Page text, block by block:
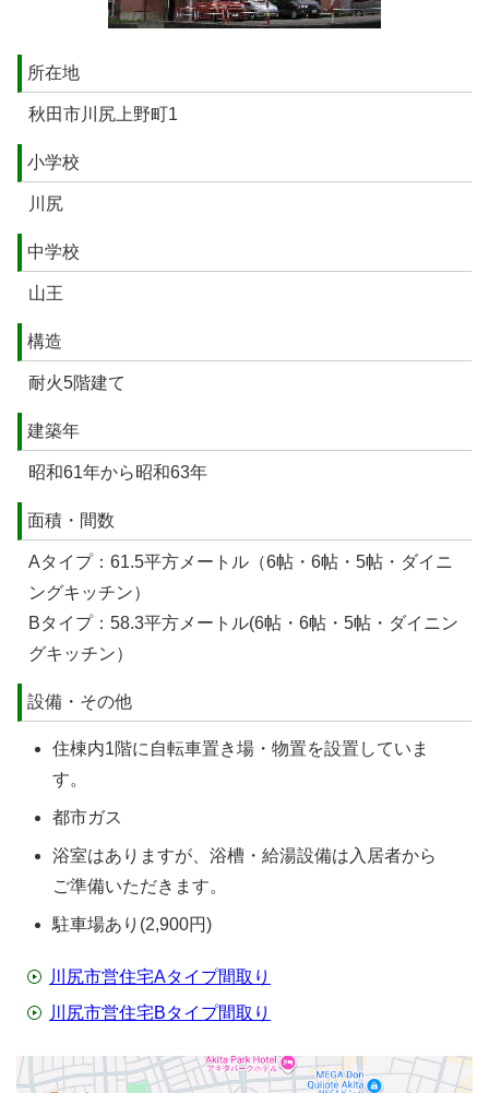
所在地
秋田市川尻上野町1
小学校
川尻
中学校
山王
構造
耐火5階建て
建築年
昭和61年から昭和63年
面積・間数
Aタイプ：61.5平方メートル（6帖・6帖・5帖・ダイニ
ングキッチン）
Bタイプ：58.3平方メートル(6帖・6帖・5帖・ダイニン
グキッチン）
設備・その他
住棟内1階に自転車置き場・物置を設置していま
す。
都市ガス
浴室はありますが、浴槽・給湯設備は入居者から
ご準備いただきます。
駐車場あり(2,900円)
川尻市営住宅Aタイプ間取り
川尻市営住宅Bタイプ間取り